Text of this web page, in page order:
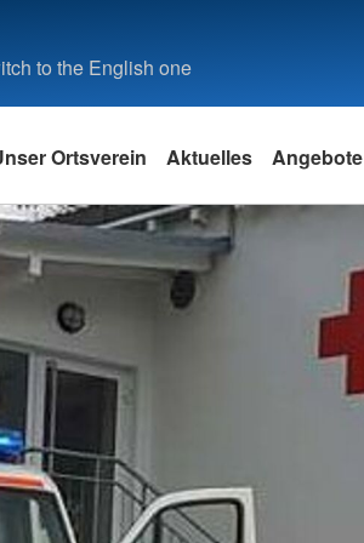
to the English one
Ortsverein Aktuelles Angebote
Angebote des DRK
Leistungen von A-Z